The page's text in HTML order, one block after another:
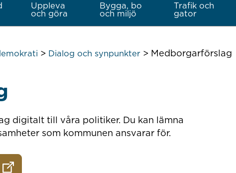
Uppleva
och göra
Bygga, bo
och miljö
Trafik och
gator
> Dialog och synpunkter> Medborgarförslag
digitalt till våra politiker. Du kan lämna
som kommunen ansvarar för.